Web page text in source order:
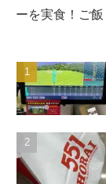
ーを実食！ご